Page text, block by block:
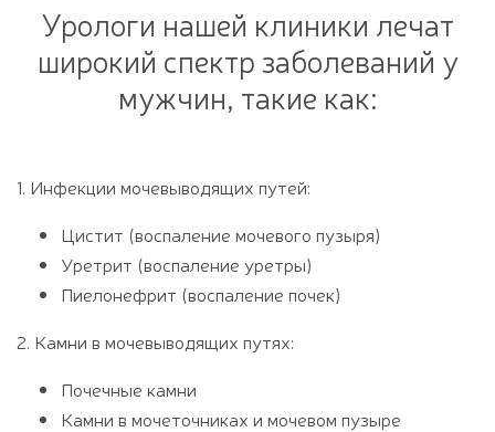
Урологи нашей клиники лечат
широкий спектр заболеваний у
мужчин, такие как:
1. Инфекции мочевыводящих путей:
Цистит (воспаление мочевого пузыря)
Уретрит (воспаление уретры)
Пиелонефрит (воспаление почек)
2. Камни в мочевыводящих путях:
Почечные камни
Камни в мочеточниках и мочевом пузыре